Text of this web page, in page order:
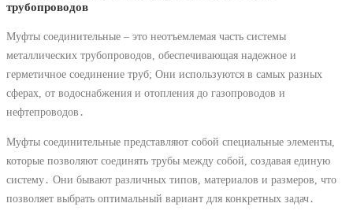
трубопроводов
Муфты соединительные – это неотъемлемая часть системы
металлических трубопроводов, обеспечивающая надежное и
герметичное соединение труб; Они используются в самых разных
сферах, от водоснабжения и отопления до газопроводов и
нефтепроводов․
Муфты соединительные представляют собой специальные элементы,
которые позволяют соединять трубы между собой, создавая единую
систему․ Они бывают различных типов, материалов и размеров, что
позволяет выбрать оптимальный вариант для конкретных задач․